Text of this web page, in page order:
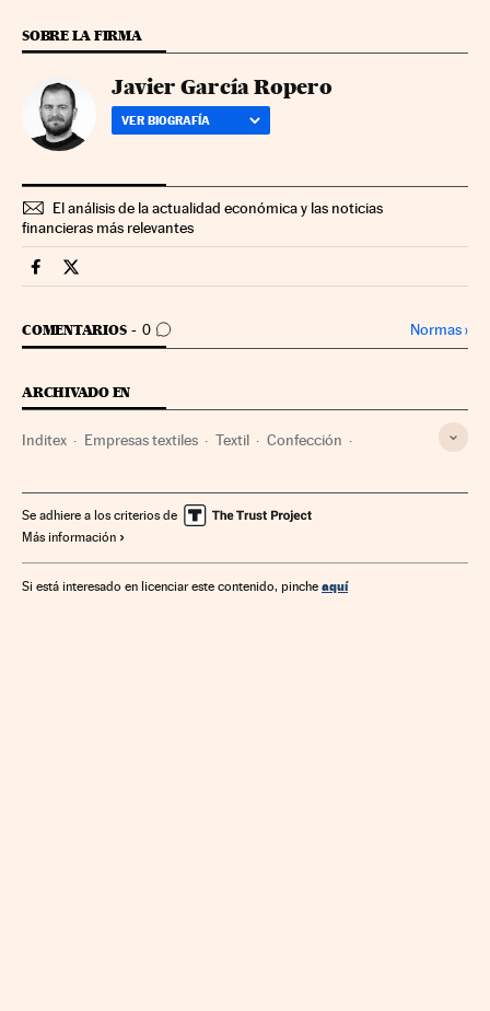
SOBRE LA FIRMA
Javier García Ropero
VER BIOGRAFÍA
El análisis de la actualidad económica y las noticias
financieras más relevantes
Companias Cinco Días en Facebook
Companias Cinco Días en Twitter
COMENTARIOS 0
IR A LOS COMENTARIOS Normas›
ARCHIVADO EN
Inditex Empresas textiles Textil Confección
Se adhiere a los criterios de
Más información
Si está interesado en licenciar este contenido, pinche aquí